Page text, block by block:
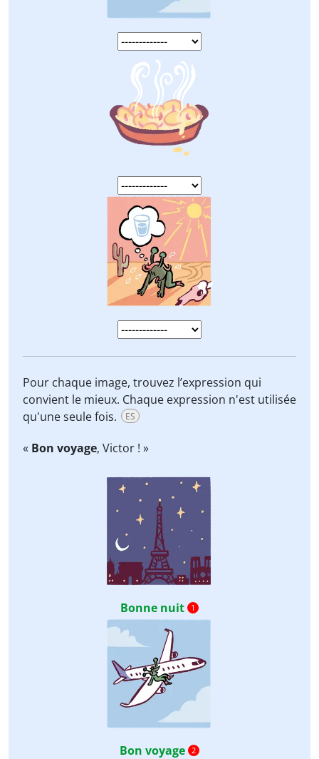
Pour chaque image, trouvez l’expression qui
convient le mieux. Chaque expression n'est utilisée
qu'une seule fois.
ES
« Bon voyage, Victor ! »
Bonne nuit 1
Bon voyage 2